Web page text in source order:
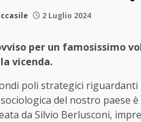
2 Luglio 2024
per un famosissimo
vicenda.
poli strategici riguardanti
del nostro paese
da Silvio Berlusconi,